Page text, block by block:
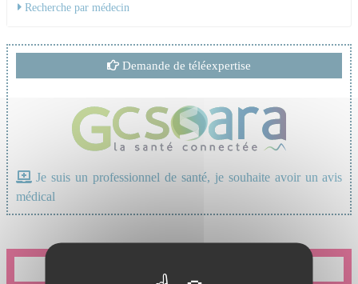
Recherche par médecin
Demande de téléexpertise
Je suis un professionnel de santé, je souhaite avoir un avis
médical